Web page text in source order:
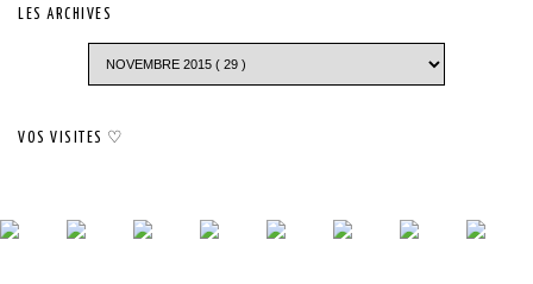
LES ARCHIVES
VOS VISITES ♡